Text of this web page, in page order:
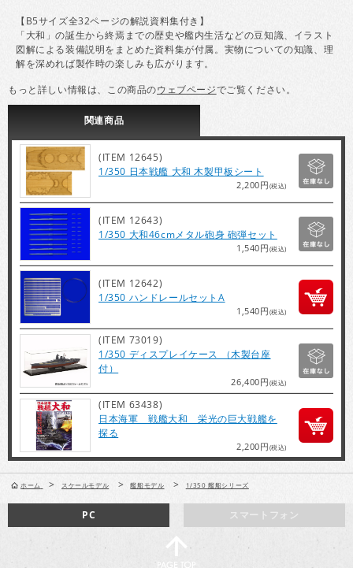
【B5サイズ全32ページの解説資料集付き】
「大和」の誕生から終焉までの歴史や艦内生活などの豆知識、イラスト
図解による装備説明をまとめた資料集が付属。実物についての知識、理
解を深めれば製作時の楽しみも広がります。
もっと詳しい情報は、この商品のウェブページでご覧ください。
関連商品
(ITEM 12645)
1/350 日本戦艦 大和 木製甲板シート
2,200円(税込)
(ITEM 12643)
1/350 大和46cmメタル砲身 砲弾セット
1,540円(税込)
(ITEM 12642)
1/350 ハンドレールセットA
1,540円(税込)
(ITEM 73019)
1/350 ディスプレイケース （木製台座
付）
26,400円(税込)
(ITEM 63438)
日本海軍 戦艦大和 栄光の巨大戦艦を
探る
2,200円(税込)
ホーム > スケールモデル > 艦船モデル > 1/350 艦船シリーズ
スマートフォン
PC